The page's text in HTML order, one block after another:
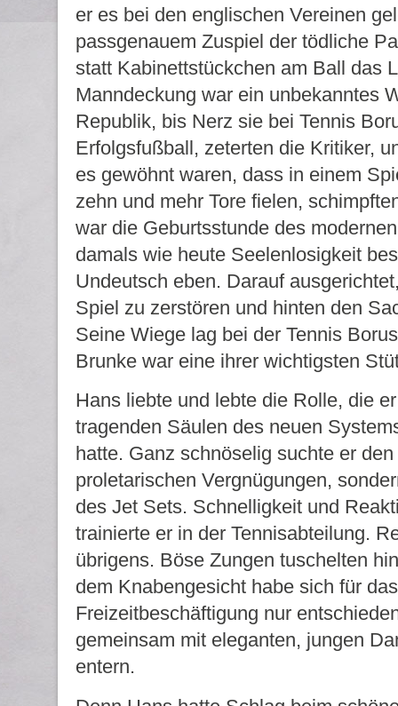
er es bei den englischen Vereinen
passgenauem Zuspiel der tödliche
statt Kabinettstückchen am Ball das
Manndeckung war ein unbekanntes
Republik, bis Nerz sie bei Tennis
Erfolgsfußball, zeterten die Kritiker,
es gewöhnt waren, dass in einem
zehn und mehr Tore fielen,
war die Geburtsstunde des
damals wie heute Seelenlosigkeit
Undeutsch eben. Darauf
Spiel zu zerstören und hinten den
Seine Wiege lag bei der Tennis
Brunke war eine ihrer wichtigsten
Hans liebte und lebte die Rolle, die
tragenden Säulen des neuen
hatte. Ganz schnöselig suchte er
proletarischen Vergnügungen,
des Jet Sets. Schnelligkeit und
trainierte er in der Tennisabteilung.
übrigens. Böse Zungen tuschelten
dem Knabengesicht habe sich für
Freizeitbeschäftigung nur
gemeinsam mit eleganten, jungen
entern.